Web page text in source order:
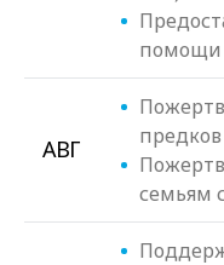
помощи
АВГ
семьям